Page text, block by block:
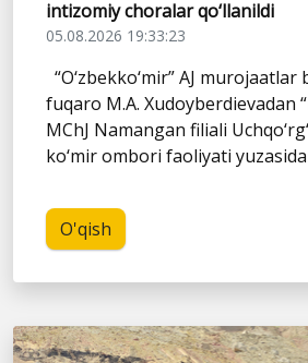
intizomiy choralar qo‘llanildi
05.08.2026 19:33:23
“O‘zbekko‘mir” AJ
fuqaro M.A. Xudoyberdievadan
MChJ Namangan filiali
ko‘mir ombori faoliyati
O'qish